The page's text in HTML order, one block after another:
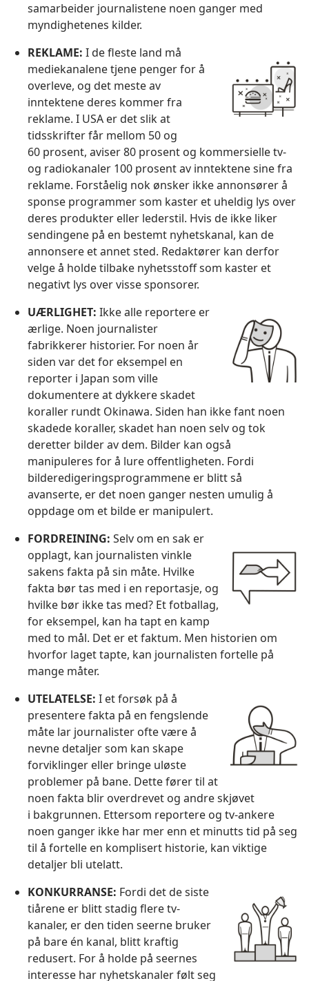
samarbeider journalistene noen ganger med
myndighetenes kilder.
REKLAME: I de fleste land må
mediekanalene tjene penger for å
overleve, og det meste av
inntektene deres kommer fra
reklame. I USA er det slik at
tidsskrifter får mellom 50 og
60 prosent, aviser 80 prosent og kommersielle tv-
og radiokanaler 100 prosent av inntektene sine fra
reklame. Forståelig nok ønsker ikke annonsører å
sponse programmer som kaster et uheldig lys over
deres produkter eller lederstil. Hvis de ikke liker
sendingene på en bestemt nyhetskanal, kan de
annonsere et annet sted. Redaktører kan derfor
velge å holde tilbake nyhetsstoff som kaster et
negativt lys over visse sponsorer.
UÆRLIGHET: Ikke alle reportere er
ærlige. Noen journalister
fabrikkerer historier. For noen år
siden var det for eksempel en
reporter i Japan som ville
dokumentere at dykkere skadet
koraller rundt Okinawa. Siden han ikke fant noen
skadede koraller, skadet han noen selv og tok
deretter bilder av dem. Bilder kan også
manipuleres for å lure offentligheten. Fordi
bilderedigeringsprogrammene er blitt så
avanserte, er det noen ganger nesten umulig å
oppdage om et bilde er manipulert.
FORDREINING: Selv om en sak er
opplagt, kan journalisten vinkle
sakens fakta på sin måte. Hvilke
fakta bør tas med i en reportasje, og
hvilke bør ikke tas med? Et fotballag,
for eksempel, kan ha tapt en kamp
med to mål. Det er et faktum. Men historien om
hvorfor laget tapte, kan journalisten fortelle på
mange måter.
UTELATELSE: I et forsøk på å
presentere fakta på en fengslende
måte lar journalister ofte være å
nevne detaljer som kan skape
forviklinger eller bringe uløste
problemer på bane. Dette fører til at
noen fakta blir overdrevet og andre skjøvet
i bakgrunnen. Ettersom reportere og tv-ankere
noen ganger ikke har mer enn et minutts tid på seg
til å fortelle en komplisert historie, kan viktige
detaljer bli utelatt.
KONKURRANSE: Fordi det de siste
tiårene er blitt stadig flere tv-
kanaler, er den tiden seerne bruker
på bare én kanal, blitt kraftig
redusert. For å holde på seernes
interesse har nyhetskanaler følt seg